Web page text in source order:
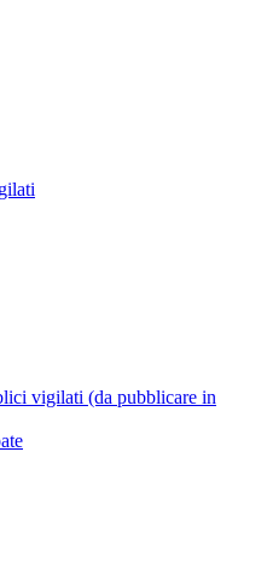
vigilati (da pubblicare in